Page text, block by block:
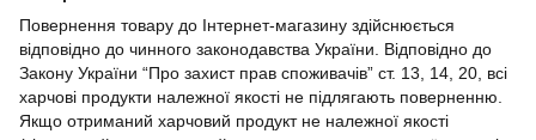
Повернення товару до Інтернет-магазину здійснюється
відповідно до чинного законодавства України. Відповідно до
Закону України “Про захист прав споживачів” ст. 13, 14, 20, всі
харчові продукти належної якості не підлягають поверненню.
Якщо отриманий харчовий продукт не належної якості